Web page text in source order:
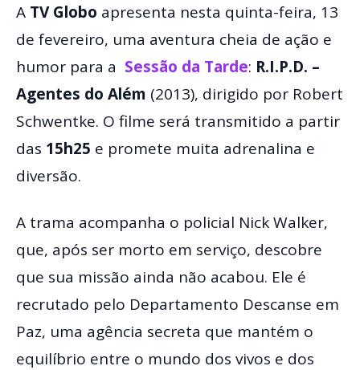
A TV Globo apresenta nesta quinta-feira, 13
de fevereiro, uma aventura cheia de ação e
humor para a Sessão da Tarde: R.I.P.D. –
Agentes do Além (2013), dirigido por Robert
Schwentke. O filme será transmitido a partir
das 15h25 e promete muita adrenalina e
diversão.
A trama acompanha o policial Nick Walker,
que, após ser morto em serviço, descobre
que sua missão ainda não acabou. Ele é
recrutado pelo Departamento Descanse em
Paz, uma agência secreta que mantém o
equilíbrio entre o mundo dos vivos e dos